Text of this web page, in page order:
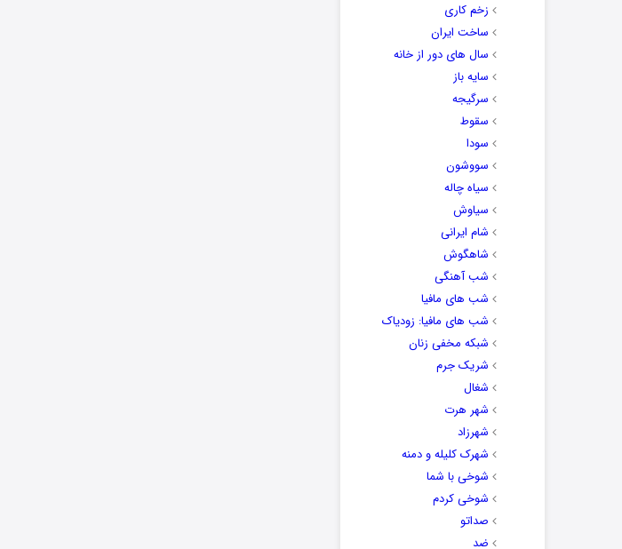
زخم کاری
ساخت ایران
سال های دور از خانه
سایه باز
سرگیجه
سقوط
سودا
سووشون
سیاه چاله
سیاوش
شام ایرانی
شاهگوش
شب آهنگی
شب های مافیا
شب های مافیا: زودیاک
شبکه مخفی زنان
شریک جرم
شغال
شهر هرت
شهرزاد
شهرک کلیله و دمنه
شوخی با شما
شوخی کردم
صداتو
ضد